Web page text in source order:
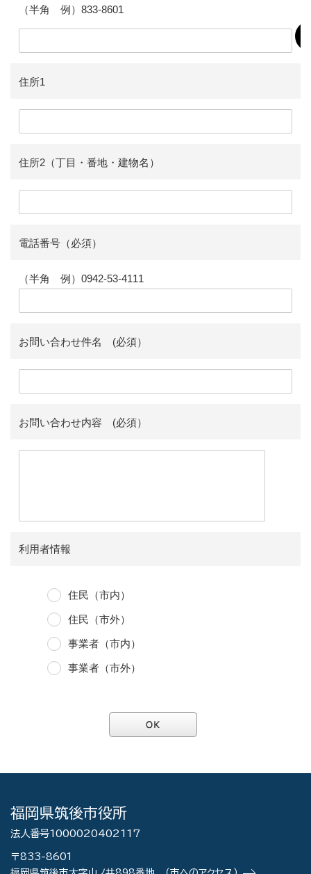
（半角 例）833-8601
住所1
住所2（丁目・番地・建物名）
電話番号（必須）
（半角 例）0942-53-4111
お問い合わせ件名 (必須）
お問い合わせ内容 (必須）
利用者情報
住民（市内）
住民（市外）
事業者（市内）
事業者（市外）
福岡県筑後市役所
法人番号1000020402117
〒833-8601